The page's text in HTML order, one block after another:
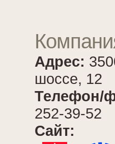
Адрес:
шоссе, 12
Телефон/
252-39-52
Сайт: